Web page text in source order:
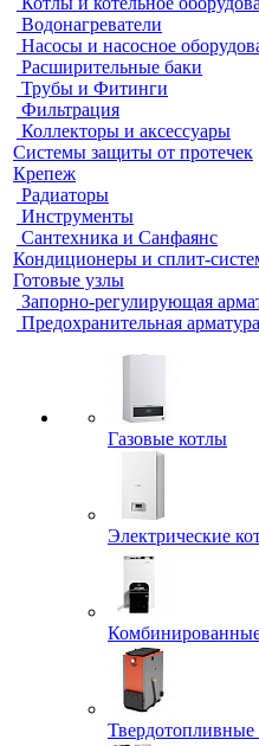
Водонагреватели
Насосы и насосное
Расширительные баки
Трубы и Фитинги
Фильтрация
Коллекторы и аксессуары
Системы защиты от протечек
Крепеж
Радиаторы
Инструменты
Сантехника и Санфаянс
Кондиционеры и сплит-
Готовые узлы
Запорно-регулирующая
Предохранительная арматура
Газовые котлы
Электрические
Твердотопливные